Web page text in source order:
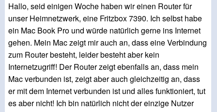
Hallo, seid einigen Woche haben wir einen Router für
unser Heimnetzwerk, eine Fritzbox 7390. Ich selbst habe
ein Mac Book Pro und würde natürlich gerne ins Internet
gehen. Mein Mac zeigt mir auch an, dass eine Verbindung
zum Router besteht, leider besteht aber kein
Internetzugriff! Der Router zeigt ebenfalls an, dass mein
Mac verbunden ist, zeigt aber auch gleichzeitig an, dass
er mit dem Internet verbunden ist und alles funktioniert, tut
es aber nicht! Ich bin natürlich nicht der einzige Nutzer